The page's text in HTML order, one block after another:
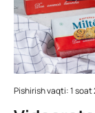
Pishirish vaqti: 1 soat